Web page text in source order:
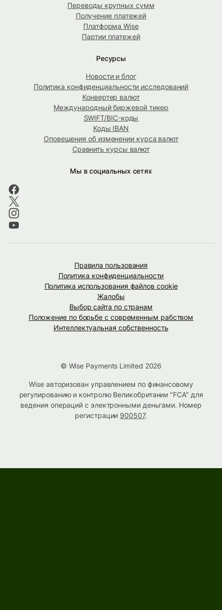
Переводы крупных сумм
Получение платежей
Платформа Wise
Партии платежей
Ресурсы
Новости и блог
Политика конфиденциальности исследований
Конвертер валют
Международный биржевой тикер
SWIFT/BIC-коды
Коды IBAN
Оповещения об изменении курса валют
Сравнить курсы валют
Мы в социальных сетях
Правила пользования
Политика конфиденциальности
Политика использования файлов cookie
Жалобы
Выбор сайта по странам
Положение по борьбе с современным рабством
Интеллектуальная собственность
© Wise Payments Limited 2026
Wise авторизован управлением по финансовому
регулированию и контролю Великобритании "FCA" для
ведения операций с электронными деньгами. Номер
регистрации 900507.